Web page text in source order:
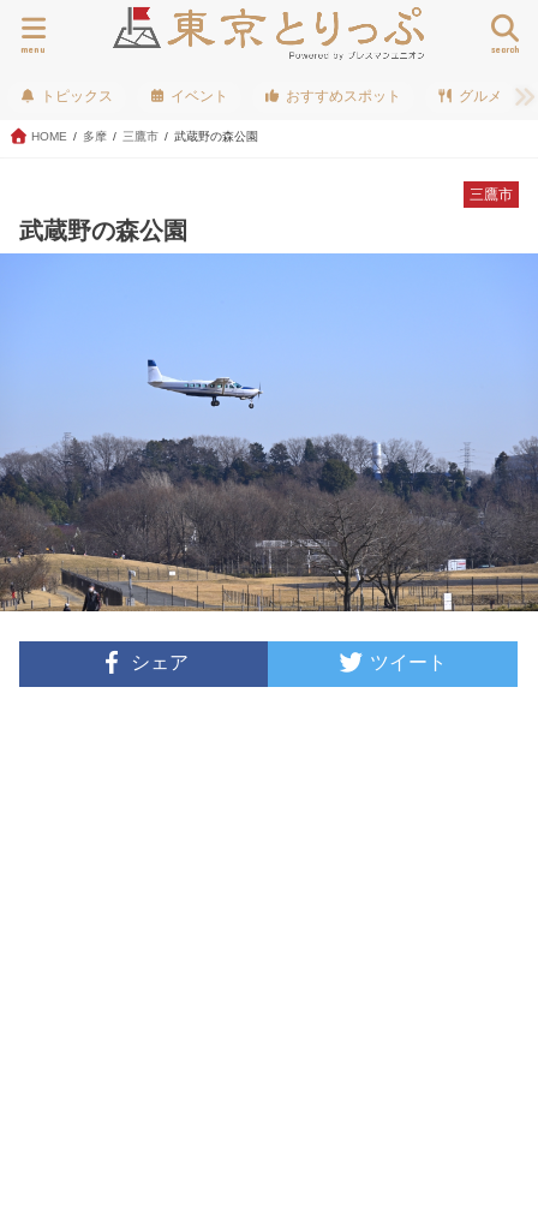
search
menu
トピックス イベント おすすめスポット グルメ
HOME 多摩 三鷹市 武蔵野の森公園
三鷹市
武蔵野の森公園
シェア ツイート